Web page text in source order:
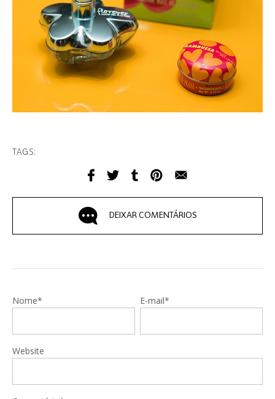
TAGS:
DEIXAR COMENTÁRIOS
Nome* E-mail*
Website